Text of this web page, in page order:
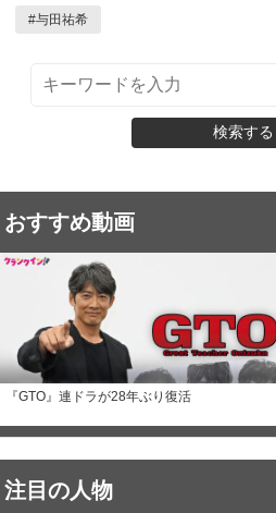
#与田祐希
検索する
おすすめ動画
『GTO』連ドラが28年ぶり復活
注目の人物